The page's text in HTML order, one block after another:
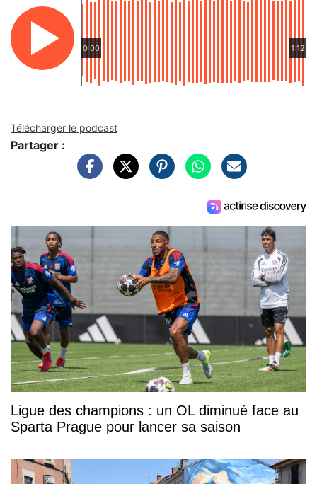
0:00 1:12
Télécharger le podcast
Partager :
Ligue des champions : un OL diminué face au
Sparta Prague pour lancer sa saison